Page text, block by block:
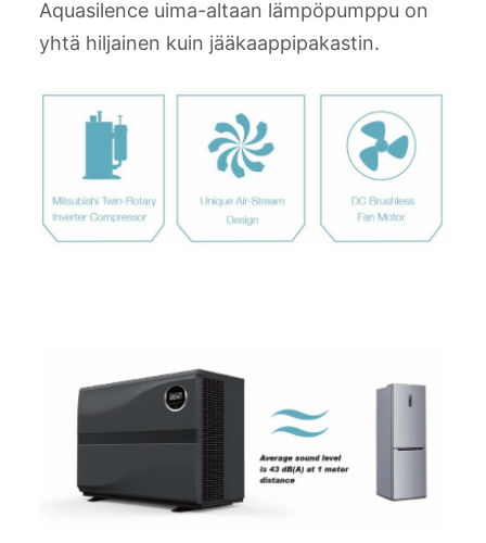
Aquasilence uima-altaan lämpöpumppu on
yhtä hiljainen kuin jääkaappipakastin.